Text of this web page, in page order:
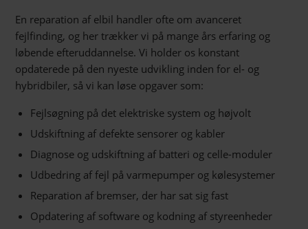
En reparation af elbil handler ofte om avanceret
fejlfinding, og her trækker vi på mange års erfaring og
løbende efteruddannelse. Vi holder os konstant
opdaterede på den nyeste udvikling inden for el- og
hybridbiler, så vi kan løse opgaver som:
Fejlsøgning på det elektriske system og højvolt
Udskiftning af defekte sensorer og kabler
Diagnose og udskiftning af batteri og celle-moduler
Udbedring af fejl på varmepumper og kølesystemer
Reparation af bremser, der har sat sig fast
Opdatering af software og kodning af styreenheder